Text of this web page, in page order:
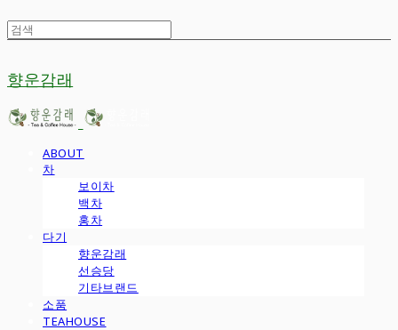
향운감래
ABOUT
차
보이차
백차
홍차
다기
향운감래
선승당
기타브랜드
소품
TEAHOUSE